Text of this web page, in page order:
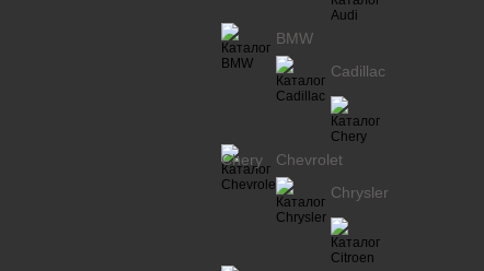
BMW
Cadillac
Chery
Chevrolet
Chrysler